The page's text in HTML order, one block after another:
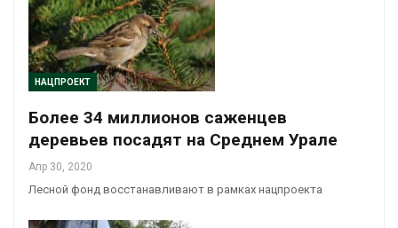
НАЦПРОЕКТ
Более 34 миллионов саженцев
деревьев посадят на Среднем Урале
Апр 30, 2020
Лесной фонд восстанавливают в рамках нацпроекта